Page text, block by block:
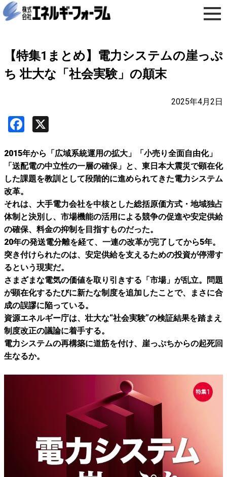
【特集1まとめ】電力システムの崖っぷ
ち 壮大な「社会実験」の顛末
2025年4月2日
Facebook
2015年から「広域系統運用の拡大」「小売り全面自由化」
「送配電の中立性の一層の確保」と、東日本大震災で顕在化
した課題を教訓として段階的に進められてきた電力システム
改革。
それは、大手電力会社を中核とした総括原価方式・地域独占
体制と決別し、市場機能の活用による競争の促進や安定供給
の確保、料金の抑制を目指すものだった。
20年の発送電分離を経て、一連の改革が完了してから5年。
突き付けられたのは、安定供給を支えるための投資が停滞す
るという現実だ。
さまざまな電気の価値を取り引きする「市場」が乱立。問題
が顕在化するたびに新たな制度を追加したことで、まさに合
成の誤謬に陥っている。
資源エネルギー庁は、壮大な“社会実験”の検証結果を踏まえ
制度改正の議論に着手する。
電力システムの再構築に道筋を付け、崖っぷちからの起死回
生なるか。